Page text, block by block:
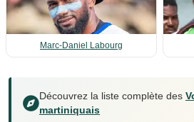
Marc-Daniel Labourg
Découvrez la liste complète des
martiniquais